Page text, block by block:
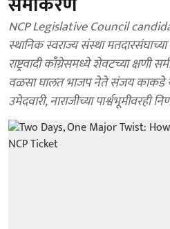
NCP Legislative Council
स्थानिक स्वराज्य संस्था
राष्ट्रवादी काँग्रेसमध्ये शेवटच्या
वळसा घालत भाजप नेते संजय काकडे
उमेदवारी, नाराजीच्या पार्श्वभूमीवरही